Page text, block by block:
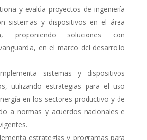
y evalúa proyectos de ingeniería
sistemas y dispositivos en el área
proponiendo soluciones con
en el marco del desarrollo
sistemas y dispositivos
utilizando estrategias para el uso
en los sectores productivo y de
a normas y acuerdos nacionales e
estrategias y programas para